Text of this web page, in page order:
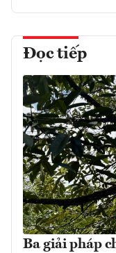
Đọc tiếp
Ba giải pháp